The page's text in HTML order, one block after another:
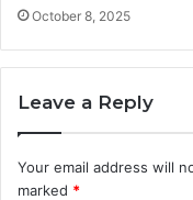
October 8, 2025
Leave a Reply
Your email address will
marked *